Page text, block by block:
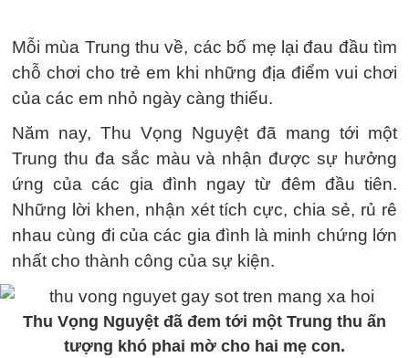
Mỗi mùa Trung thu về, các bố mẹ lại đau đầu tìm
chỗ chơi cho trẻ em khi những địa điểm vui chơi
của các em nhỏ ngày càng thiếu.
Năm nay, Thu Vọng Nguyệt đã mang tới một
Trung thu đa sắc màu và nhận được sự hưởng
ứng của các gia đình ngay từ đêm đầu tiên.
Những lời khen, nhận xét tích cực, chia sẻ, rủ rê
nhau cùng đi của các gia đình là minh chứng lớn
nhất cho thành công của sự kiện.
Thu Vọng Nguyệt đã đem tới một Trung thu ấn
tượng khó phai mờ cho hai mẹ con.